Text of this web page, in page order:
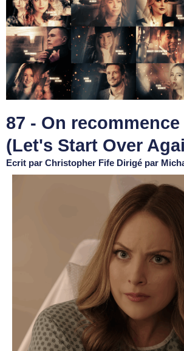
87 - On recommence
(Let's Start Over
Ecrit par Christopher Fife Dirigé par